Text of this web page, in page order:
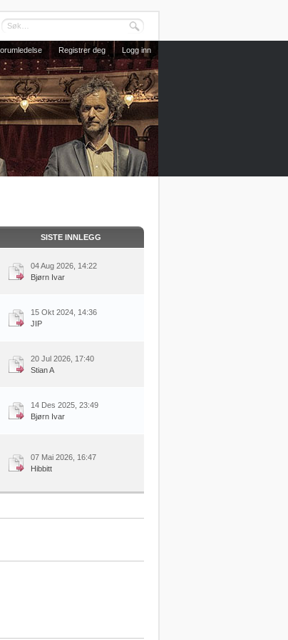
Registrer deg Logg inn
SISTE INNLEGG
04 Aug 2026, 14:22
Bjørn Ivar
15 Okt 2024, 14:36
JIP
20 Jul 2026, 17:40
Stian A
14 Des 2025, 23:49
Bjørn Ivar
07 Mai 2026, 16:47
Hibbitt